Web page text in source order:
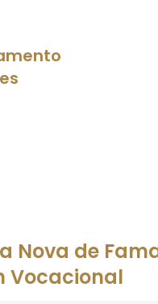
Nova de
Vocacional